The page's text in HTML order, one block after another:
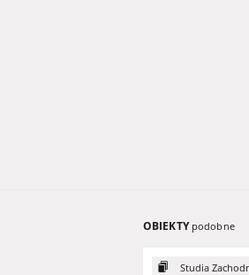
OBIEKTY podobne
Studia